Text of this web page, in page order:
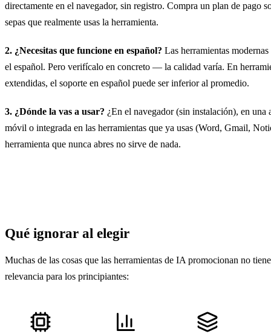
directamente en el navegador, sin registro. Compra un plan de pago
sepas que realmente usas la herramienta.
2. ¿Necesitas que funcione en español? Las herramientas
el español. Pero verifícalo en concreto — la calidad varía. En
extendidas, el soporte en español puede ser inferior al promedio.
3. ¿Dónde la vas a usar? ¿En el navegador (sin instalación), en una
móvil o integrada en las herramientas que ya usas (Word, Gmail,
herramienta que nunca abres no sirve de nada.
Qué ignorar al elegir
Muchas de las cosas que las herramientas de IA promocionan no
relevancia para los principiantes: